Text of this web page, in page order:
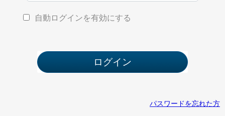
自動ログインを有効にする
パスワードを忘れた方